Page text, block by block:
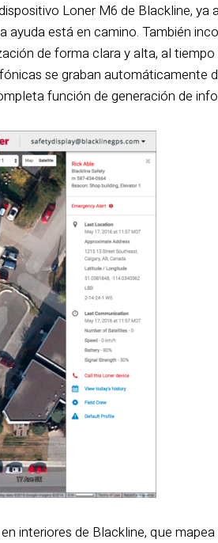
Loner M6 de Blackline, ya
está en camino. También
de forma clara y alta, al
se graban automáticamente
función de generación de
interiores de Blackline, que